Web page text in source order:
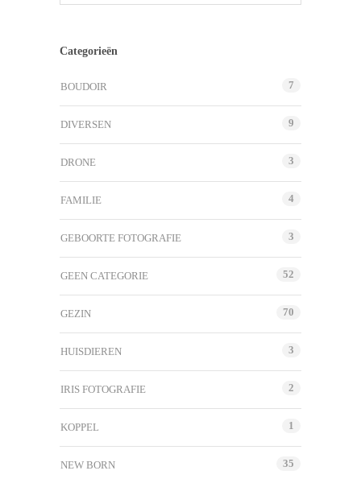
Categorieën
BOUDOIR 7
DIVERSEN 9
DRONE 3
FAMILIE 4
GEBOORTE FOTOGRAFIE 3
GEEN CATEGORIE 52
GEZIN 70
HUISDIEREN 3
IRIS FOTOGRAFIE 2
KOPPEL 1
NEW BORN 35